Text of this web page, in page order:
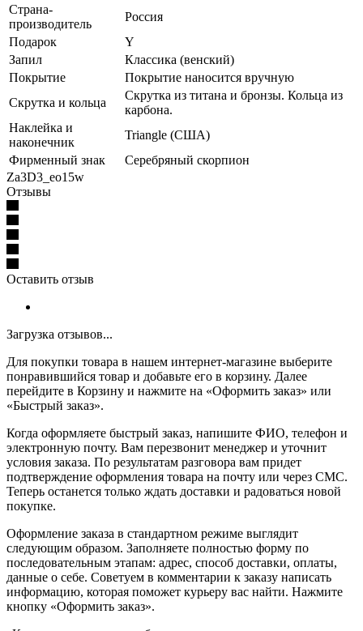
Страна-
производитель
Россия
Подарок
Y
Запил
Классика (венский)
Покрытие
Покрытие наносится вручную
Скрутка и кольца
Скрутка из титана и бронзы. Кольца из
карбона.
Наклейка и
наконечник
Triangle (США)
Фирменный знак
Серебряный скорпион
Za3D3_eo15w
Отзывы
Оставить отзыв
Загрузка отзывов...
Для покупки товара в нашем интернет-магазине выберите
понравившийся товар и добавьте его в корзину. Далее
перейдите в Корзину и нажмите на «Оформить заказ» или
«Быстрый заказ».
Когда оформляете быстрый заказ, напишите ФИО, телефон и
электронную почту. Вам перезвонит менеджер и уточнит
условия заказа. По результатам разговора вам придет
подтверждение оформления товара на почту или через СМС.
Теперь останется только ждать доставки и радоваться новой
покупке.
Оформление заказа в стандартном режиме выглядит
следующим образом. Заполняете полностью форму по
последовательным этапам: адрес, способ доставки, оплаты,
данные о себе. Советуем в комментарии к заказу написать
информацию, которая поможет курьеру вас найти. Нажмите
кнопку «Оформить заказ».